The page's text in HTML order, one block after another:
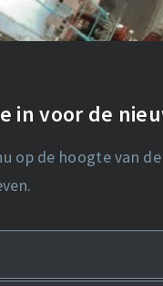
in voor de
op de hoogte van